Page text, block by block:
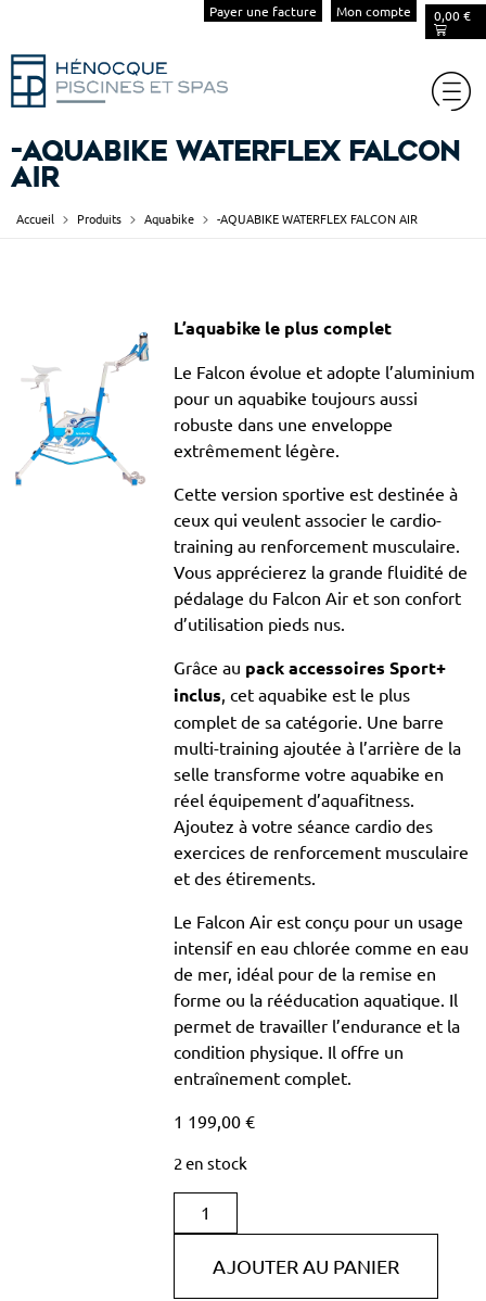
Payer une facture Mon compte 0,00 €
-AQUABIKE WATERFLEX FALCON
AIR
Accueil Produits Aquabike -AQUABIKE WATERFLEX FALCON AIR
L’aquabike le plus complet
Le Falcon évolue et adopte l’aluminium
pour un aquabike toujours aussi
robuste dans une enveloppe
extrêmement légère.
Cette version sportive est destinée à
ceux qui veulent associer le cardio-
training au renforcement musculaire.
Vous apprécierez la grande fluidité de
pédalage du Falcon Air et son confort
d’utilisation pieds nus.
Grâce au pack accessoires Sport+
inclus, cet aquabike est le plus
complet de sa catégorie. Une barre
multi-training ajoutée à l’arrière de la
selle transforme votre aquabike en
réel équipement d’aquafitness.
Ajoutez à votre séance cardio des
exercices de renforcement musculaire
et des étirements.
Le Falcon Air est conçu pour un usage
intensif en eau chlorée comme en eau
de mer, idéal pour de la remise en
forme ou la rééducation aquatique. Il
permet de travailler l’endurance et la
condition physique. Il offre un
entraînement complet.
1 199,00 €
2 en stock
AJOUTER AU PANIER